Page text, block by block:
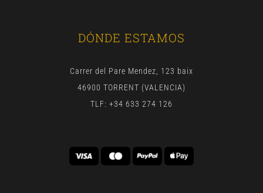
DÓNDE ESTAMOS
Carrer del Pare Mendez, 123 baix
46900 TORRENT (VALENCIA)
TLF: +34 633 274 126